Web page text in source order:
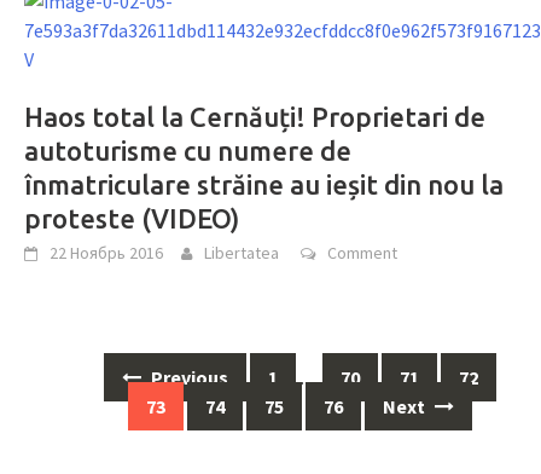
Haos total la Cernăuți! Proprietari de
autoturisme cu numere de
înmatriculare străine au ieșit din nou la
proteste (VIDEO)
22 Ноябрь 2016 Libertatea Comment
navigation
Previous 1 … 70 71
72
73
74 75 76 Next